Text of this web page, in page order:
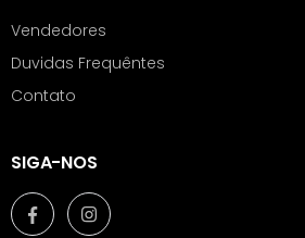
Vendedores
Duvidas Frequêntes
Contato
SIGA-NOS